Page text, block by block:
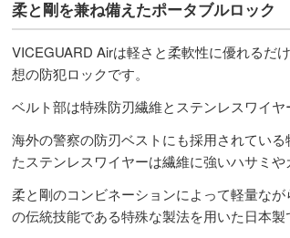
柔と剛を兼ね備えたポータブルロック
VICEGUARD Airは軽さと柔軟性に優れるだ
想の防犯ロックです。
ベルト部は特殊防刃繊維とステンレスワイ
海外の警察の防刃ベストにも採用されてい
たステンレスワイヤーは繊維に強いハサミや
柔と剛のコンビネーションによって軽量な
の伝統技能である特殊な製法を用いた日本製
350mm
900mm
5,280円(税込)